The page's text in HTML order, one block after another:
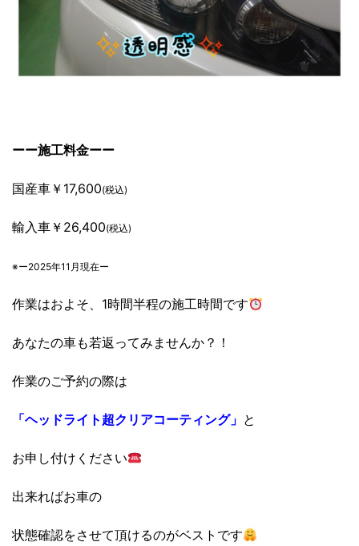
ーー施工料金ーー
国産車￥17,600(税込)
輸入車￥26,400(税込)
※ー2025年11月現在ー
作業はおよそ、1時間半程の施工時間です
あなたの車も若返ってみませんか？！
作業のご予約の際は
「ヘッドライト超クリアコーティング」 と
お申し付けください
出来ればお車の
状態確認をさせて頂けるのがベストです